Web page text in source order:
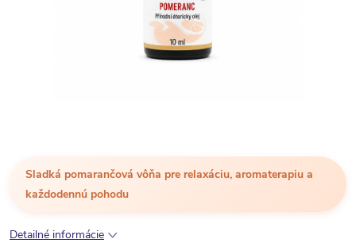
Sladká pomarančová vôňa pre relaxáciu, aromaterapiu a
každodennú pohodu
Detailné informácie